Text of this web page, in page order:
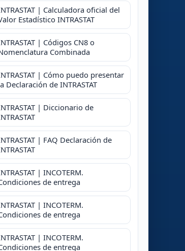
| Calculadora oficial del
Estadístico INTRASTAT
| Códigos CN8 o
Combinada
| Cómo puedo presentar
Declaración de INTRASTAT
| Diccionario de
| FAQ Declaración de
| INCOTERM.
de entrega
| INCOTERM.
de entrega
| INCOTERM.
de entrega